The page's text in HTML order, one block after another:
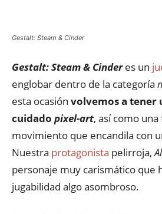
Gestalt: Steam & Cinder
Gestalt: Steam & Cinderes un
englobar dentro de la categoría
esta ocasión volvemos a tener
cuidado pixel-art, así como
movimiento que encandila con
Nuestra protagonista pelirroja,
personaje muy carismático que
jugabilidad algo asombroso.